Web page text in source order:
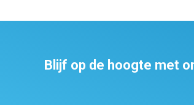
Blijf op de hoogte met